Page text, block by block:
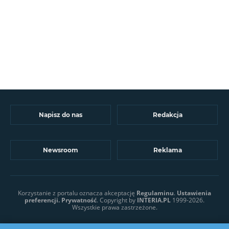
Napisz do nas Redakcja
Newsroom Reklama
Korzystanie z portalu oznacza akceptację Regulaminu. Ustawienia
preferencji. Prywatność. Copyright by INTERIA.PL 1999-2026.
Wszystkie prawa zastrzeżone.